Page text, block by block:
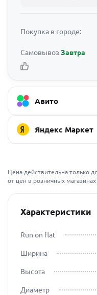
Покупка в городе:
Самовывоз Завтра
Авито
Яндекс Маркет
Цена действительна только
от цен в розничных магазинах
Характеристики
Run on flat
Ширина
Высота
Диаметр